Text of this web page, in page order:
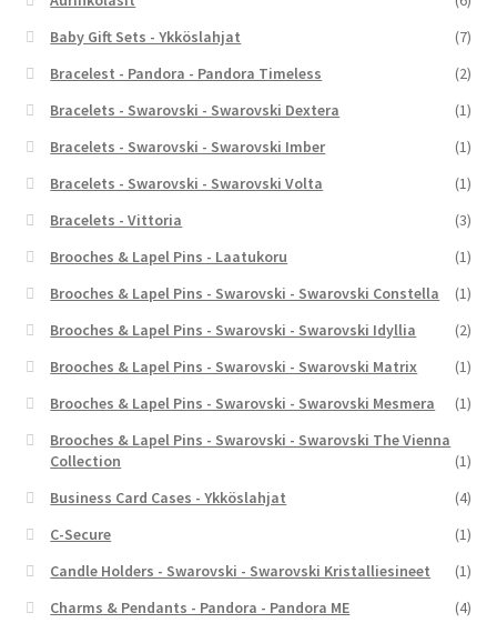
Baby Gift Sets - Ykköslahjat
(7)
Bracelest - Pandora - Pandora Timeless
(2)
Bracelets - Swarovski - Swarovski Dextera
(1)
Bracelets - Swarovski - Swarovski Imber
(1)
Bracelets - Swarovski - Swarovski Volta
(1)
Bracelets - Vittoria
(3)
Brooches & Lapel Pins - Laatukoru
(1)
Brooches & Lapel Pins - Swarovski - Swarovski Constella
(1)
Brooches & Lapel Pins - Swarovski - Swarovski Idyllia
(2)
Brooches & Lapel Pins - Swarovski - Swarovski Matrix
(1)
Brooches & Lapel Pins - Swarovski - Swarovski Mesmera
(1)
Brooches & Lapel Pins - Swarovski - Swarovski The Vienna
Collection
(1)
Business Card Cases - Ykköslahjat
(4)
C-Secure
(1)
Candle Holders - Swarovski - Swarovski Kristalliesineet
(1)
Charms & Pendants - Pandora - Pandora ME
(4)